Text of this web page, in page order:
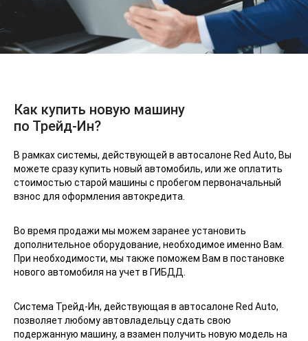
Как купить новую машину
по Трейд-Ин?
В рамках системы, действующей в автосалоне Red Auto, Вы
можете сразу купить новый автомобиль, или же оплатить
стоимостью старой машины с пробегом первоначальный
взнос для оформления автокредита.
Во время продажи мы можем заранее установить
дополнительное оборудование, необходимое именно Вам.
При необходимости, мы также поможем Вам в постановке
нового автомобиля на учет в ГИБДД.
Система Трейд-Ин, действующая в автосалоне Red Auto,
позволяет любому автовладельцу сдать свою
подержанную машину, а взамен получить новую модель на